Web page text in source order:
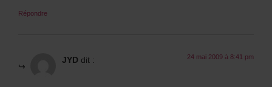
Répondre
JYD dit : 24 mai 2009 à 8:41 pm